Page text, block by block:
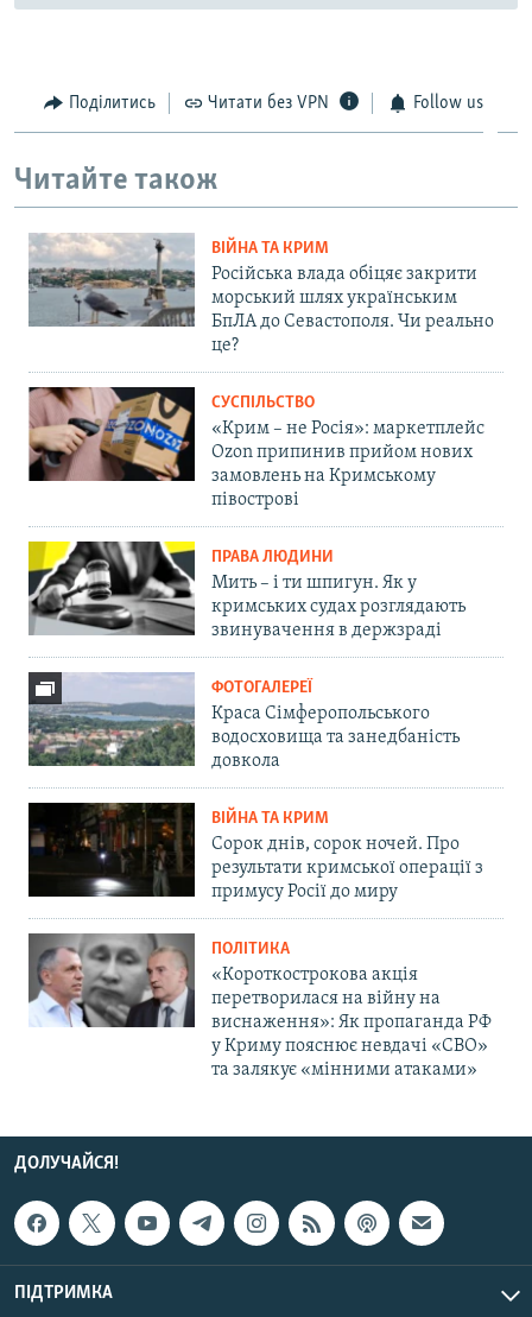
Поділитись Читати без VPN Follow us
Читайте також
ВІЙНА ТА КРИМ
Російська влада обіцяє закрити
морський шлях українським
БпЛА до Севастополя. Чи реально
це?
СУСПІЛЬСТВО
«Крим – не Росія»: маркетплейс
Ozon припинив прийом нових
замовлень на Кримському
півострові
ПРАВА ЛЮДИНИ
Мить – і ти шпигун. Як у
кримських судах розглядають
звинувачення в держзраді
ФОТОГАЛЕРЕЇ
Краса Сімферопольського
водосховища та занедбаність
довкола
ВІЙНА ТА КРИМ
Сорок днів, сорок ночей. Про
результати кримської операції з
примусу Росії до миру
ПОЛІТИКА
«Короткострокова акція
перетворилася на війну на
виснаження»: Як пропаганда РФ
у Криму пояснює невдачі «СВО»
та залякує «мінними атаками»
ДОЛУЧАЙСЯ!
ПІДТРИМКА